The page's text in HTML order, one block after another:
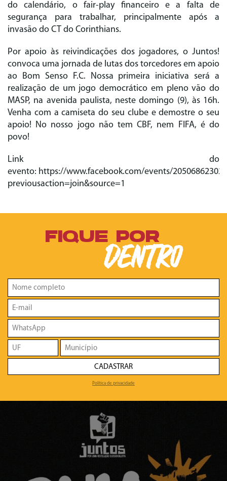
do calendário, o fair-play financeiro e a falta de
segurança para trabalhar, principalmente após a
invasão do CT do Corinthians.
Por apoio às reivindicações dos jogadores, o Juntos!
convoca uma jornada de lutas dos torcedores em apoio
ao Bom Senso F.C. Nossa primeira iniciativa será a
realização de um jogo democrático em pleno vão do
MASP, na avenida paulista, neste domingo (9), às 16h.
Venha com a camiseta do seu clube e demostre o seu
apoio! No nosso jogo não tem CBF, nem FIFA, é do
povo!
Link do
evento: https://www.facebook.com/events/
previousaction=join&source=1
FIQUE POR
DENTRO
CADASTRAR
Política de privacidade